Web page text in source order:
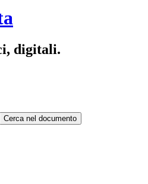
digitali.
Cerca nel documento